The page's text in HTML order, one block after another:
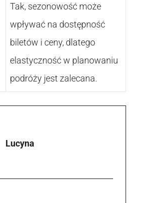
Tak, sezonowość może
wpływać na dostępność
biletów i ceny, dlatego
elastyczność w planowaniu
podróży jest zalecana.
Lucyna